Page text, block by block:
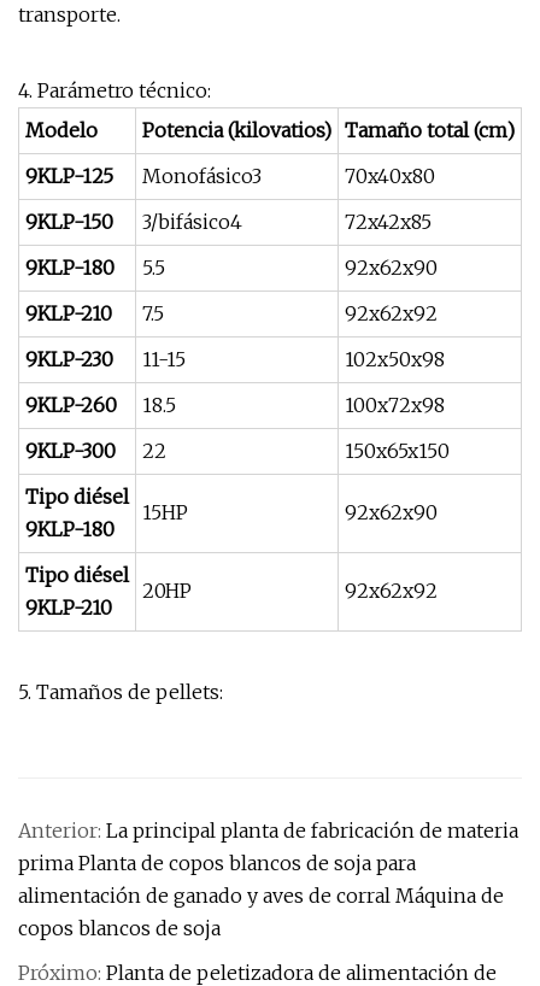
transporte.
4. Parámetro técnico:
Modelo
Potencia (kilovatios) Tamaño total (cm)
9KLP-125
Monofásico3 70x40x80
9KLP-150
3/bifásico4 72x42x85
9KLP-180
5.5 92x62x90
9KLP-210
7.5 92x62x92
9KLP-230
11-15 102x50x98
9KLP-260
18.5 100x72x98
9KLP-300
22 150x65x150
Tipo diésel
9KLP-180
15HP 92x62x90
Tipo diésel
9KLP-210
20HP 92x62x92
5. Tamaños de pellets:
Anterior: La principal planta de fabricación de materia
prima Planta de copos blancos de soja para
alimentación de ganado y aves de corral Máquina de
copos blancos de soja
Próximo: Planta de peletizadora de alimentación de